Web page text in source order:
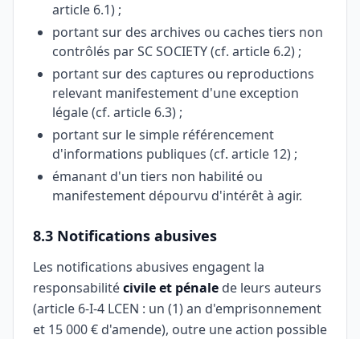
article 6.1) ;
portant sur des archives ou caches tiers non
contrôlés par SC SOCIETY (cf. article 6.2) ;
portant sur des captures ou reproductions
relevant manifestement d'une exception
légale (cf. article 6.3) ;
portant sur le simple référencement
d'informations publiques (cf. article 12) ;
émanant d'un tiers non habilité ou
manifestement dépourvu d'intérêt à agir.
8.3 Notifications abusives
Les notifications abusives engagent la
responsabilitécivile et pénale de leurs auteurs
(article 6-I-4 LCEN : un (1) an d'emprisonnement
et 15 000 € d'amende), outre une action possible